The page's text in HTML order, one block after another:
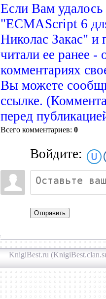
Если Вам удалось
"ECMAScript 6
Николас Закас" и
читали ее ранее -
комментариях
Вы можете
ссылке.
перед
Всего комментариев: 0
Войдите:
Отправить
KnigiBest.ru